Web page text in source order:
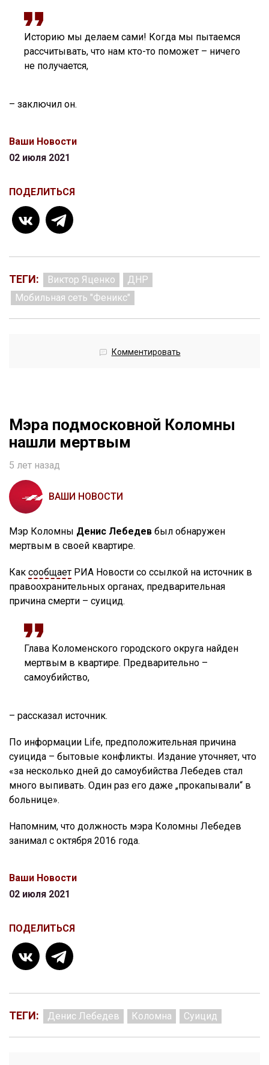
Историю мы делаем сами! Когда мы пытаемся
рассчитывать, что нам кто-то поможет – ничего
не получается,
– заключил он.
Ваши Новости
02 июля 2021
ПОДЕЛИТЬСЯ
ТЕГИ: Виктор Яценко
ДНР
Мобильная сеть "Феникс"
Комментировать
Мэра подмосковной Коломны
нашли мертвым
5 лет назад
ВАШИ НОВОСТИ
Мэр Коломны Денис Лебедев был обнаружен
мертвым в своей квартире.
Как сообщает РИА Новости со ссылкой на источник в
правоохранительных органах, предварительная
причина смерти – суицид.
Глава Коломенского городского округа найден
мертвым в квартире. Предварительно –
самоубийство,
– рассказал источник.
По информации Life, предположительная причина
суицида – бытовые конфликты. Издание уточняет, что
«за несколько дней до самоубийства Лебедев стал
много выпивать. Один раз его даже „прокапывали“ в
больнице».
Напомним, что должность мэра Коломны Лебедев
занимал с октября 2016 года.
Ваши Новости
02 июля 2021
ПОДЕЛИТЬСЯ
ТЕГИ: Денис Лебедев Коломна Суицид